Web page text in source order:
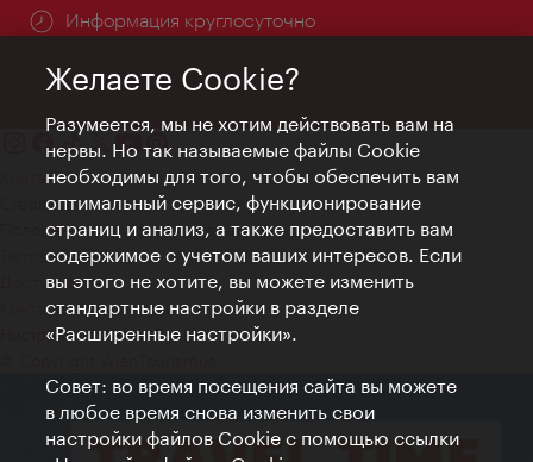
Информация круглосуточно
Контакт
Credits
Положение о конфиденциальности
Terms of Use
Доступность
Контакты для прессы
Настройки файлов Cookie
Желаете Cookie?
Разумеется, мы не хотим действовать вам на
нервы. Но так называемые файлы Cookie
необходимы для того, чтобы обеспечить вам
оптимальный сервис, функционирование
страниц и анализ, а также предоставить вам
содержимое с учетом ваших интересов. Если
вы этого не хотите, вы можете изменить
стандартные настройки в разделе
«Расширенные настройки».
Совет: во время посещения сайта вы можете
в любое время снова изменить свои
настройки файлов Cookie с помощью ссылки